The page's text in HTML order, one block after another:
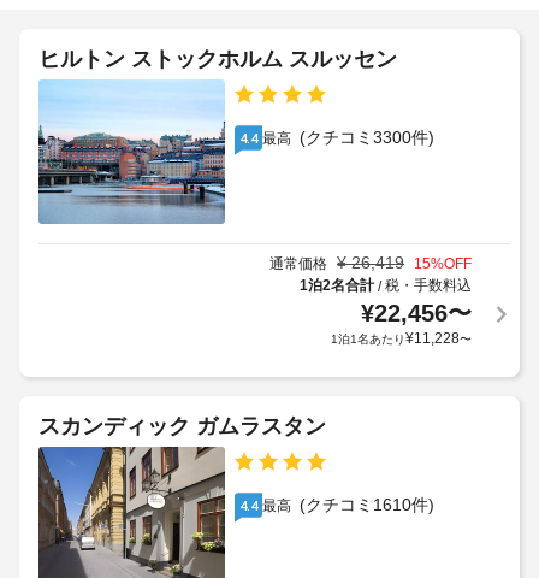
ヒルトン ストックホルム スルッセン
4.4 最高 (クチコミ3300件)
通常価格 ¥ 26,419 15%OFF
1泊2名合計/税・手数料込
¥22,456〜
1泊1名あたり¥11,228〜
スカンディック ガムラスタン
4.4 最高 (クチコミ1610件)